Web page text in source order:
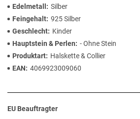
Edelmetall
Silber
Feingehalt 925 Silber
Geschlecht
Kinder
Hauptstein & Perlen
- Ohne Stein
Produktart
Halskette & Collier
EAN
4069923009060
EU Beauftragter